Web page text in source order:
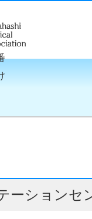
ーションセ